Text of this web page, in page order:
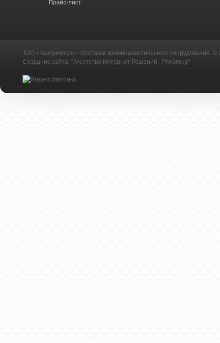
Прайс-лист
ТОО «КазКримтех» - поставка криминалистического оборудования. ©
Создание сайта: "Агентство Интернет Решений - ProGroup"